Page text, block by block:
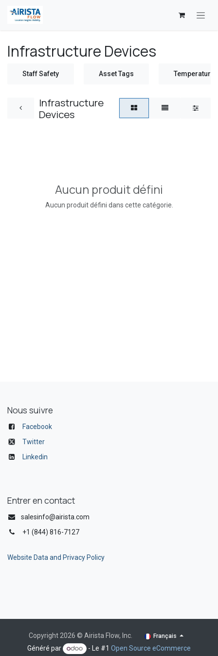
Infrastructure Devices
Staff Safety Asset Tags Temperature
Infrastructure
Devices
Aucun produit défini
Aucun produit défini dans cette catégorie.
Nous suivre
Facebook
Twitter
Linkedin
Entrer en contact
salesinfo@airista.com
+1 (844) 816-7127
Website Data and Privacy Policy
Copyright 2026 © Airista Flow, Inc. Français
Généré par - Le #1 Open Source eCommerce